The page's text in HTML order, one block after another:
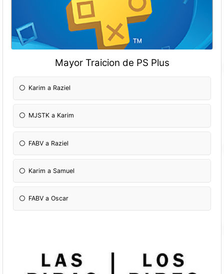
Mayor Traicion de PS Plus
Karim a Raziel
MJSTK a Karim
FABV a Raziel
Karim a Samuel
FABV a Oscar